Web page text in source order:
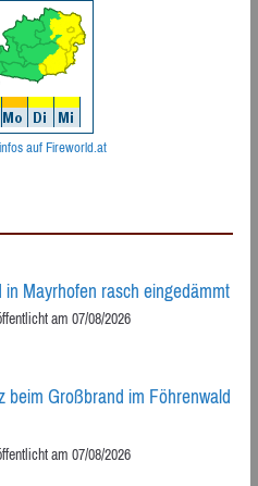
auf Fireworld.at
Mayrhofen rasch eingedämmt
am 07/08/2026
beim Großbrand im Föhrenwald
am 07/08/2026